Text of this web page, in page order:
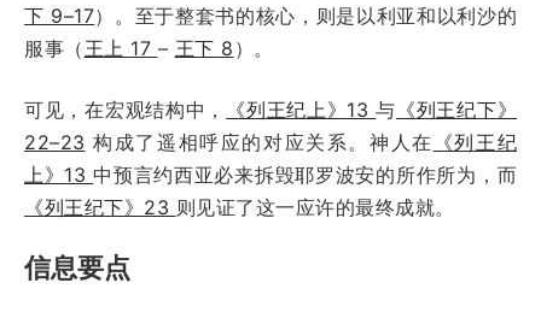
下 9–17）。至于整套书的核心，则是以利亚和以利沙的
服事（ 王上 17 – 王下 8 ）。
可见，在宏观结构中， 《列王纪上》13与 《列王纪下》
22–23 构成了遥相呼应的对应关系。神人在 《列王纪
上》13 中预言约西亚必来拆毁耶罗波安的所作所为，而
《列王纪下》23 则见证了这一应许的最终成就。
信息要点